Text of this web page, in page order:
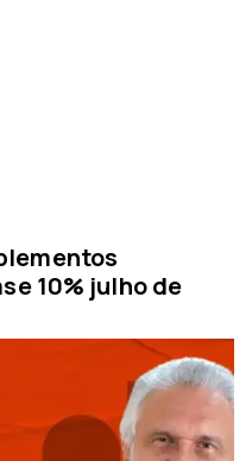
10% julho de